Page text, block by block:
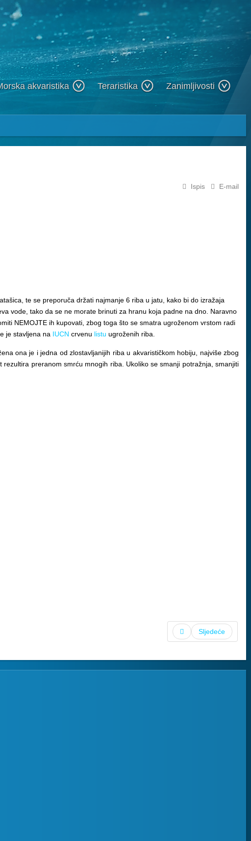
akvaristika Teraristika Zanimljivosti
Ispis E-mail
te se preporuča držati najmanje 6 riba u jatu, kako bi do izražaja
vode, tako da se ne morate brinuti za hranu koja padne na dno. Naravno
NEMOJTE ih kupovati, zbog toga što se smatra ugroženom vrstom radi
je stavljena na IUCN crvenu listu ugroženih riba.
ona je i jedna od zlostavljanijih riba u akvarističkom hobiju, najviše zbog
preranom smrću mnogih riba. Ukoliko se smanji potražnja, smanjiti
Sljedeće